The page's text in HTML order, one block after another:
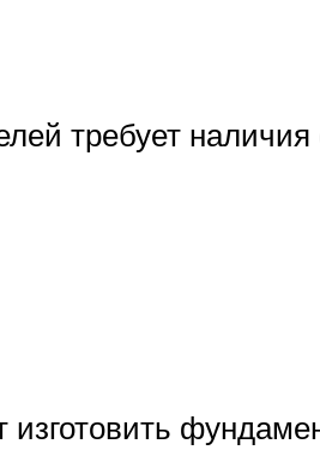
требует